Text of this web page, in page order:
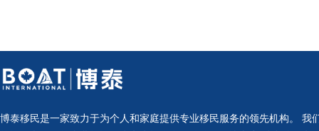
博泰移民是一家致力于为个人和家庭提供专业移民服务的领先机构。 我